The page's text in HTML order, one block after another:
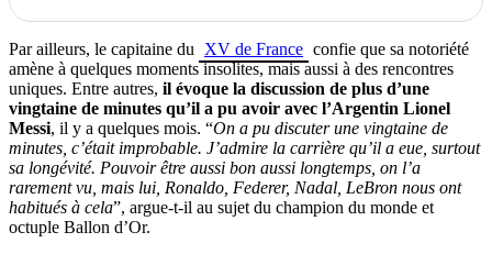
Par ailleurs, le capitaine du XV de France confie que sa notoriété
amène à quelques moments insolites, mais aussi à des rencontres
uniques. Entre autres, il évoque la discussion de plus d’une
vingtaine de minutes qu’il a pu avoir avec l’Argentin Lionel
Messi, il y a quelques mois. “On a pu discuter une vingtaine de
minutes, c’était improbable. J’admire la carrière qu’il a eue, surtout
sa longévité. Pouvoir être aussi bon aussi longtemps, on l’a
rarement vu, mais lui, Ronaldo, Federer, Nadal, LeBron nous ont
habitués à cela”, argue-t-il au sujet du champion du monde et
octuple Ballon d’Or.